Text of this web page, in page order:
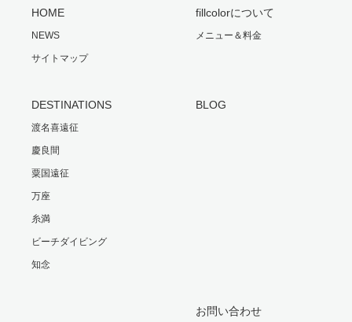
HOME
NEWS
サイトマップ
fillcolorについて
メニュー＆料金
DESTINATIONS
渡名喜遠征
慶良間
粟国遠征
万座
糸満
ビーチダイビング
知念
BLOG
お問い合わせ